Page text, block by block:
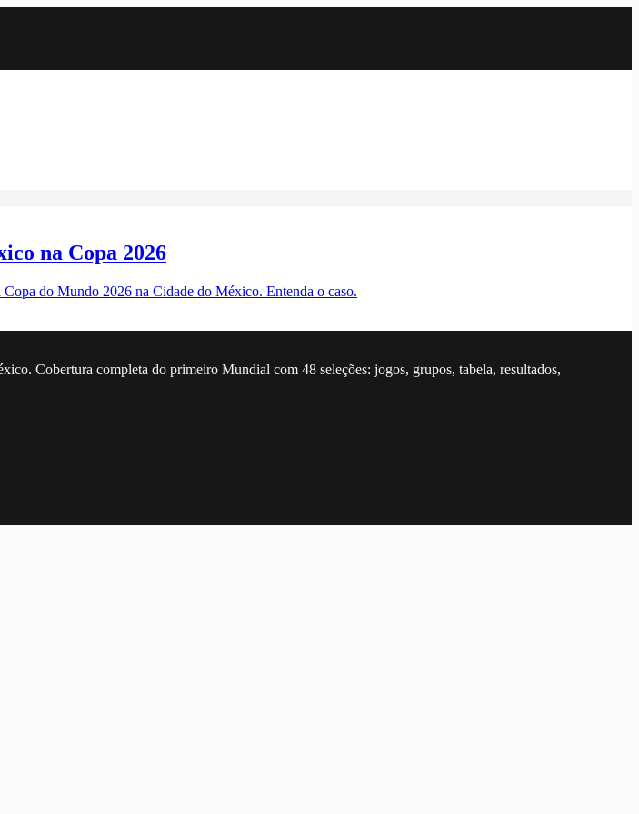
na Copa 2026
do Mundo 2026 na Cidade do México. Entenda o caso.
Cobertura completa do primeiro Mundial com 48 seleções: jogos, grupos, tabela, resultados,